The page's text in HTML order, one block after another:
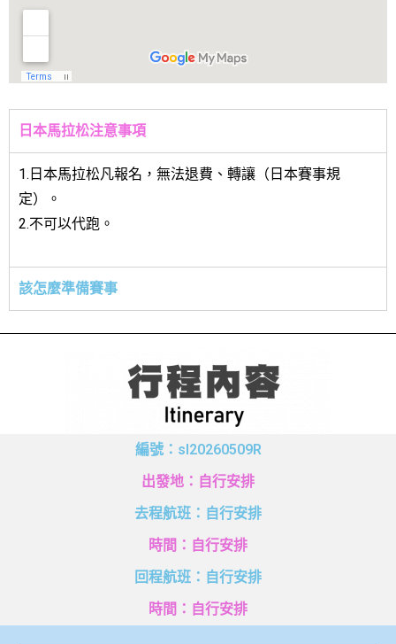
日本馬拉松注意事項
1.日本馬拉松凡報名，無法退費、轉讓（日本賽事規
定）。
2.不可以代跑。
該怎麼準備賽事
編號：sl20260509R
出發地：自行安排
去程航班：自行安排
時間：自行安排
回程航班：自行安排
時間：自行安排